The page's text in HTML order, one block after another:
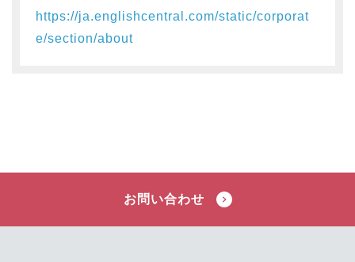
https://ja.englishcentral.com/static/corporat
e/section/about
お問い合わせ